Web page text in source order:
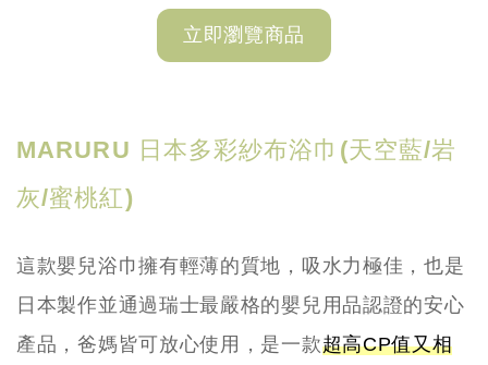
立即瀏覽商品
MARURU 日本多彩紗布浴巾(天空藍/岩
灰/蜜桃紅)
這款嬰兒浴巾擁有輕薄的質地，吸水力極佳，也是
日本製作並通過瑞士最嚴格的嬰兒用品認證的安心
產品，爸媽皆可放心使用，是一款超高CP值又相